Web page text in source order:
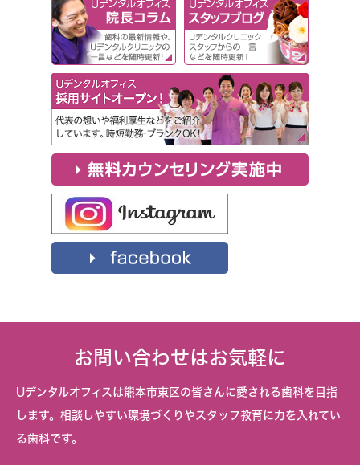
お問い合わせはお気軽に
Uデンタルオフィスは熊本市東区の皆さんに愛される歯科を目指
します。相談しやすい環境づくりやスタッフ教育に力を入れてい
る歯科です。